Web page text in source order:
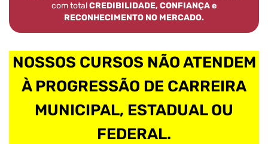
com totalCREDIBILIDADE, CONFIANÇA e
RECONHECIMENTO NO MERCADO.
NOSSOS CURSOS NÃO ATENDEM
À PROGRESSÃO DE CARREIRA
MUNICIPAL, ESTADUAL OU
FEDERAL.